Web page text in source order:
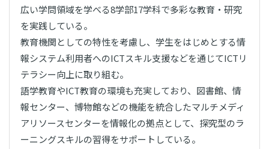
広い学問領域を学べる8学部17学科で多彩な教育・研究
を実践している。
教育機関としての特性を考慮し、学生をはじめとする情
報システム利用者へのICTスキル支援などを通じてICTリ
テラシー向上に取り組む。
語学教育やICT教育の環境も充実しており、図書館、情
報センター、博物館などの機能を統合したマルチメディ
アリソースセンターを情報化の拠点として、探究型のラ
ーニングスキルの習得をサポートしている。